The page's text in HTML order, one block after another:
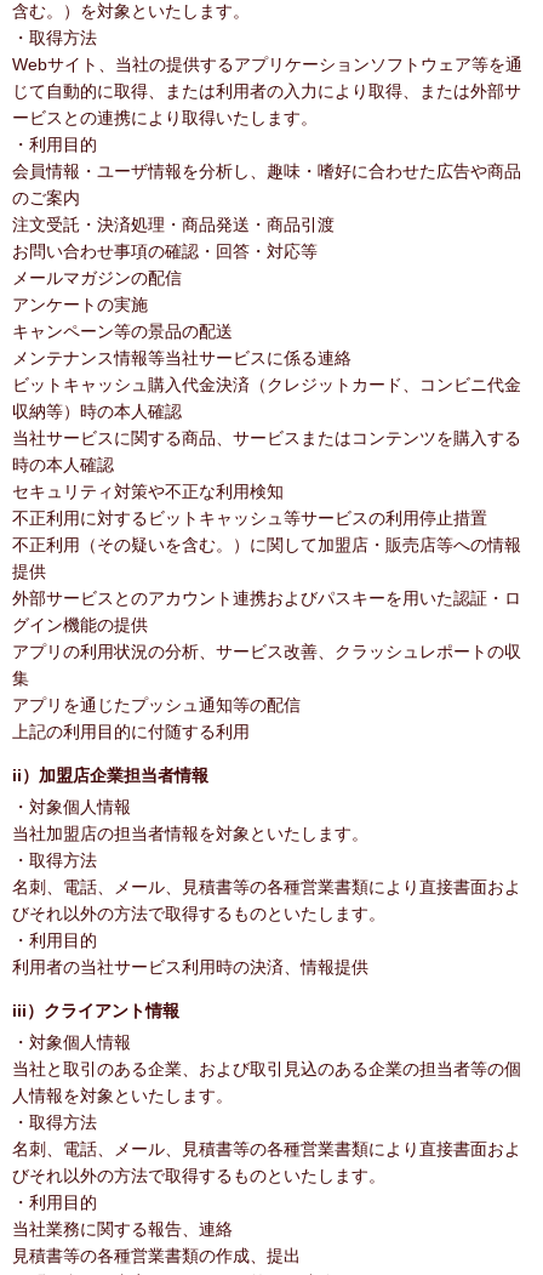
含む。）を対象といたします。
・取得方法
Webサイト、当社の提供するアプリケーションソフトウェア等を通
じて自動的に取得、または利用者の入力により取得、または外部サ
ービスとの連携により取得いたします。
・利用目的
会員情報・ユーザ情報を分析し、趣味・嗜好に合わせた広告や商品
のご案内
注文受託・決済処理・商品発送・商品引渡
お問い合わせ事項の確認・回答・対応等
メールマガジンの配信
アンケートの実施
キャンペーン等の景品の配送
メンテナンス情報等当社サービスに係る連絡
ビットキャッシュ購入代金決済（クレジットカード、コンビニ代金
収納等）時の本人確認
当社サービスに関する商品、サービスまたはコンテンツを購入する
時の本人確認
セキュリティ対策や不正な利用検知
不正利用に対するビットキャッシュ等サービスの利用停止措置
不正利用（その疑いを含む。）に関して加盟店・販売店等への情報
提供
外部サービスとのアカウント連携およびパスキーを用いた認証・ロ
グイン機能の提供
アプリの利用状況の分析、サービス改善、クラッシュレポートの収
集
アプリを通じたプッシュ通知等の配信
上記の利用目的に付随する利用
ii）加盟店企業担当者情報
・対象個人情報
当社加盟店の担当者情報を対象といたします。
・取得方法
名刺、電話、メール、見積書等の各種営業書類により直接書面およ
びそれ以外の方法で取得するものといたします。
・利用目的
利用者の当社サービス利用時の決済、情報提供
iii）クライアント情報
・対象個人情報
当社と取引のある企業、および取引見込のある企業の担当者等の個
人情報を対象といたします。
・取得方法
名刺、電話、メール、見積書等の各種営業書類により直接書面およ
びそれ以外の方法で取得するものといたします。
・利用目的
当社業務に関する報告、連絡
見積書等の各種営業書類の作成、提出